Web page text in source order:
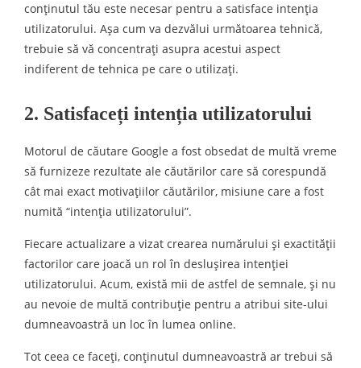
conținutul tău este necesar pentru a satisface intenția
utilizatorului. Așa cum va dezvălui următoarea tehnică,
trebuie să vă concentrați asupra acestui aspect
indiferent de tehnica pe care o utilizați.
2. Satisfaceți intenția utilizatorului
Motorul de căutare Google a fost obsedat de multă vreme
să furnizeze rezultate ale căutărilor care să corespundă
cât mai exact motivațiilor căutărilor, misiune care a fost
numită “intenția utilizatorului”.
Fiecare actualizare a vizat crearea numărului și exactității
factorilor care joacă un rol în deslușirea intenției
utilizatorului. Acum, există mii de astfel de semnale, și nu
au nevoie de multă contribuție pentru a atribui site-ului
dumneavoastră un loc în lumea online.
Tot ceea ce faceți, conținutul dumneavoastră ar trebui să